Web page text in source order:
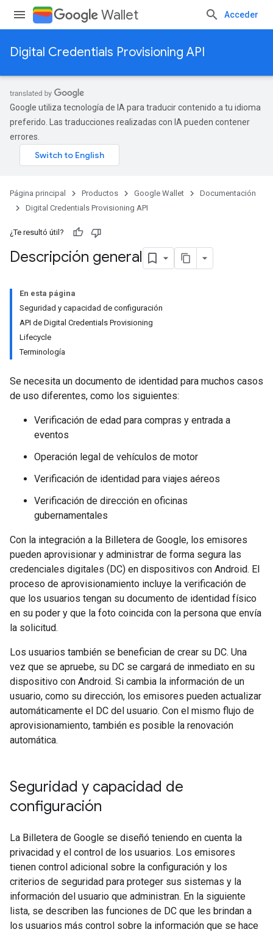
Wallet Acceder
Digital Credentials Provisioning API
Google utiliza tecnología de IA para traducir contenido a tu idioma
preferido. Las traducciones realizadas con IA pueden contener
errores.
Página principal Productos Google Wallet
Documentación
Digital Credentials Provisioning API
¿Te resultó útil?
Descripción general
En esta página
Seguridad y capacidad de configuración
API de Digital Credentials Provisioning
Lifecycle
Terminología
Se necesita un documento de identidad para muchos casos
de uso diferentes, como los siguientes:
Verificación de edad para compras y entrada a
eventos
Operación legal de vehículos de motor
Verificación de identidad para viajes aéreos
Verificación de dirección en oficinas
gubernamentales
Con la integración a la Billetera de Google, los emisores
pueden aprovisionar y administrar de forma segura las
credenciales digitales (DC) en dispositivos con Android. El
proceso de aprovisionamiento incluye la verificación de
que los usuarios tengan su documento de identidad físico
en su poder y que la foto coincida con la persona que envía
la solicitud.
Los usuarios también se benefician de crear su DC. Una
vez que se apruebe, su DC se cargará de inmediato en su
dispositivo con Android. Si cambia la información de un
usuario, como su dirección, los emisores pueden actualizar
automáticamente el DC del usuario. Con el mismo flujo de
aprovisionamiento, también es posible la renovación
automática.
Seguridad y capacidad de
configuración
La Billetera de Google se diseñó teniendo en cuenta la
privacidad y el control de los usuarios. Los emisores
tienen control adicional sobre la configuración y los
criterios de seguridad para proteger sus sistemas y la
información del usuario que administran. En la siguiente
lista, se describen las funciones de DC que les brindan a
los usuarios más control sobre la información que se hace